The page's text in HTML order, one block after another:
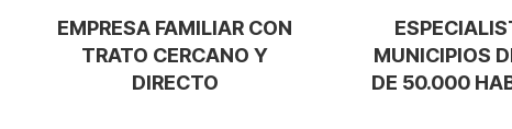
EMPRESA FAMILIAR CON
TRATO CERCANO Y
DIRECTO
MUNICIPIOS
DE 50.000